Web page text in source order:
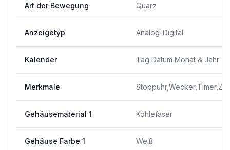
Art der Bewegung Quarz
Anzeigetyp Analog-Digital
Kalender Tag Datum Monat & Jahr
Merkmale
Gehäusematerial 1 Kohlefaser
Gehäuse Farbe 1 Weiß